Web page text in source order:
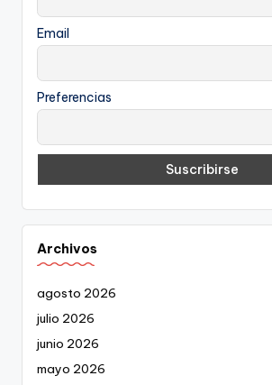
Email
Preferencias
Archivos
agosto 2026
julio 2026
junio 2026
mayo 2026